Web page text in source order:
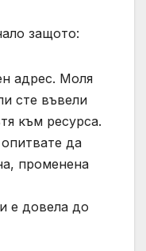
защото:
адрес. Моля
сте въвели
към ресурса.
да
променена
е довела до